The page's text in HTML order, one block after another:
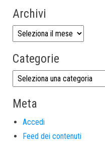
Archivi
Categorie
Meta
Accedi
Feed dei contenuti